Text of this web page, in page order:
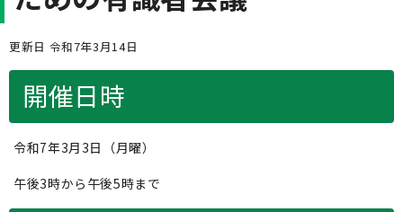
更新日 令和7年3月14日
開催日時
令和7年3月3日（月曜）
午後3時から午後5時まで